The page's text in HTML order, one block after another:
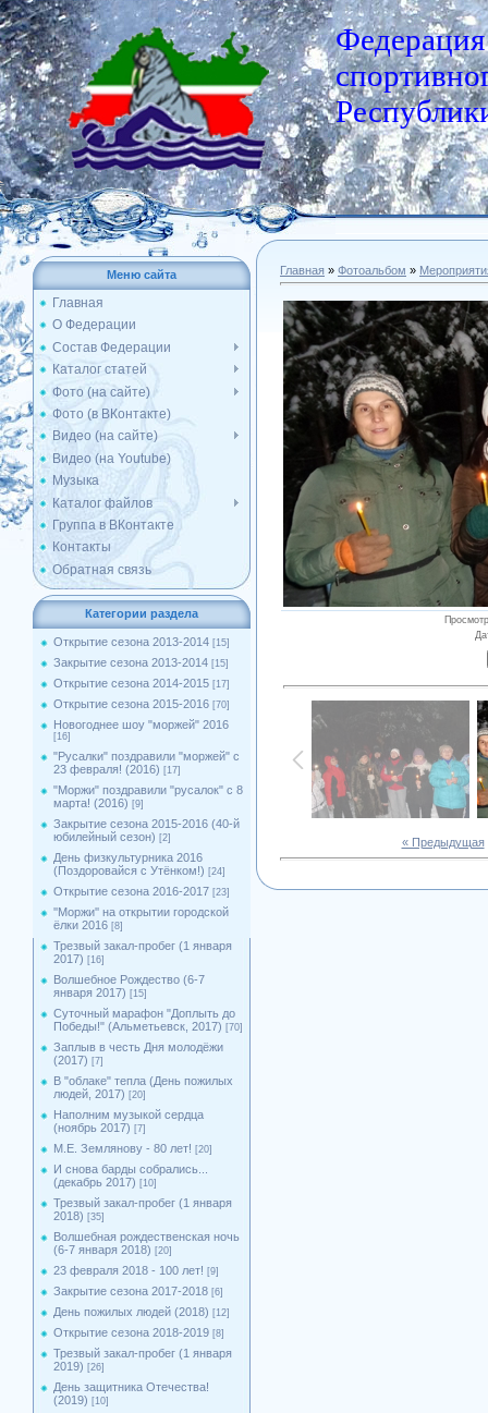
Федерация
Меню сайта
Главная
О Федерации
Состав Федерации
Каталог статей
Фото (на сайте)
Фото (в ВКонтакте)
Видео (на сайте)
Видео (на Youtube)
Музыка
Каталог файлов
Группа в ВКонтакте
Контакты
Обратная связь
Категории раздела
Открытие сезона 2013-2014 [15]
Закрытие сезона 2013-2014 [15]
Открытие сезона 2014-2015 [17]
Открытие сезона 2015-2016 [70]
Новогоднее шоу "моржей" 2016
[16]
"Русалки" поздравили "моржей" с
23 февраля! (2016) [17]
"Моржи" поздравили "русалок" с 8
марта! (2016) [9]
Закрытие сезона 2015-2016 (40-й
юбилейный сезон) [2]
День физкультурника 2016
(Поздоровайся с Утёнком!) [24]
Открытие сезона 2016-2017 [23]
''Моржи'' на открытии городской
ёлки 2016 [8]
Трезвый закал-пробег (1 января
2017) [16]
Волшебное Рождество (6-7
января 2017) [15]
Суточный марафон "Доплыть до
Победы!" (Альметьевск, 2017) [70]
Заплыв в честь Дня молодёжи
(2017) [7]
В "облаке" тепла (День пожилых
людей, 2017) [20]
Наполним музыкой сердца
(ноябрь 2017) [7]
М.Е. Землянову - 80 лет! [20]
И снова барды собрались...
(декабрь 2017) [10]
Трезвый закал-пробег (1 января
2018) [35]
Волшебная рождественская ночь
(6-7 января 2018) [20]
23 февраля 2018 - 100 лет! [9]
Закрытие сезона 2017-2018 [6]
День пожилых людей (2018) [12]
Открытие сезона 2018-2019 [8]
Трезвый закал-пробег (1 января
2019) [26]
День защитника Отечества!
(2019) [10]
Главная » Фотоальбом »
« Предыдущая